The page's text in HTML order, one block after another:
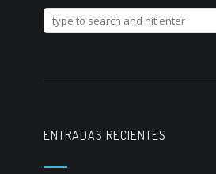
ENTRADAS RECIENTES